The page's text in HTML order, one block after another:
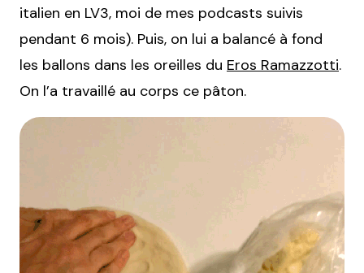
italien en LV3, moi de mes podcasts suivis
pendant 6 mois). Puis, on lui a balancé à fond
les ballons dans les oreilles du Eros Ramazzotti.
On l’a travaillé au corps ce pâton.